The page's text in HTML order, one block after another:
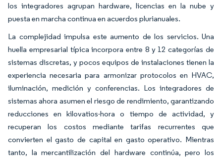
los integradores agrupan hardware, licencias en la nube y
puesta en marcha continua en acuerdos plurianuales.
La complejidad impulsa este aumento de los servicios. Una
huella empresarial típica incorpora entre 8 y 12 categorías de
sistemas discretas, y pocos equipos de instalaciones tienen la
experiencia necesaria para armonizar protocolos en HVAC,
iluminación, medición y conferencias. Los integradores de
sistemas ahora asumen el riesgo de rendimiento, garantizando
reducciones en kilovatios-hora o tiempo de actividad, y
recuperan los costos mediante tarifas recurrentes que
convierten el gasto de capital en gasto operativo. Mientras
tanto, la mercantilización del hardware continúa, pero los